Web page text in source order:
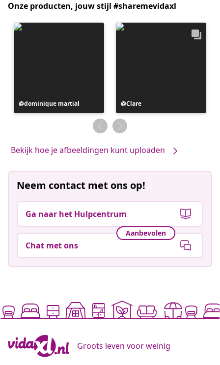
Onze producten, jouw stijl #sharemevidaxl
Bericht
gepubliceerd
dominique martial
Bericht
gepubliceerd
door
Clare
Bekijk hoe je afbeeldingen kunt uploaden
Neem contact met ons op!
Ga naar het Hulpcentrum
Aanbevolen
Chat met ons
Groots leven voor weinig